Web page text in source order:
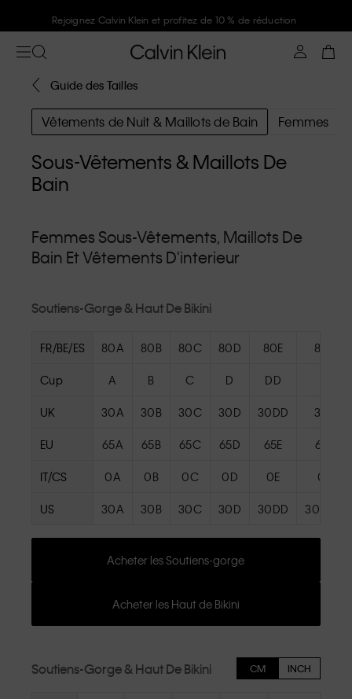
Rejoignez Calvin Klein et profitez de 10 % de réduction
Guide des Tailles
Vêtements de Nuit & Maillots de Bain Femmes
Sous-Vêtements & Maillots De
Bain
Femmes Sous-Vêtements, Maillots De
Bain Et Vêtements D'interieur
Soutiens-Gorge & Haut De Bikini
FR/BE/ES 80A 80B 80C 80D 80E 80F
Cup A B C D DD
UK 30A 30B 30C 30D 30DD 30E
EU 65A 65B 65C 65D 65E 65F
IT/CS 0A 0B 0C 0D 0E 0F
US 30A 30B 30C 30D 30DD 30DDD
Acheter les Soutiens-gorge
Acheter les Haut de Bikini
Soutiens-Gorge & Haut De Bikini CM INCH